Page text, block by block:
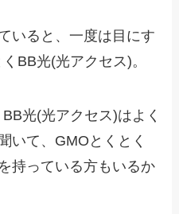
いると、一度は目にす
BB光(光アクセス)。
光(光アクセス)はよく
いて、GMOとくとく
持っている方もいるか